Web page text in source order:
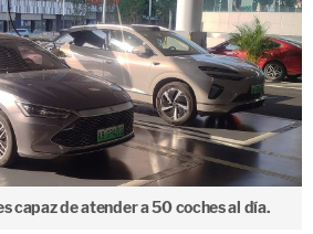
capaz de atender a 50 coches al día.